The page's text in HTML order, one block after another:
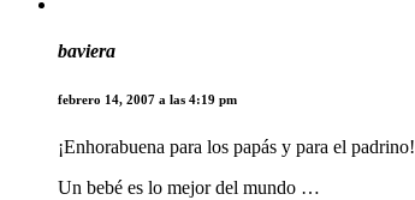
baviera
febrero 14, 2007 a las 4:19 pm
¡Enhorabuena para los papás y para el padrino!
Un bebé es lo mejor del mundo …